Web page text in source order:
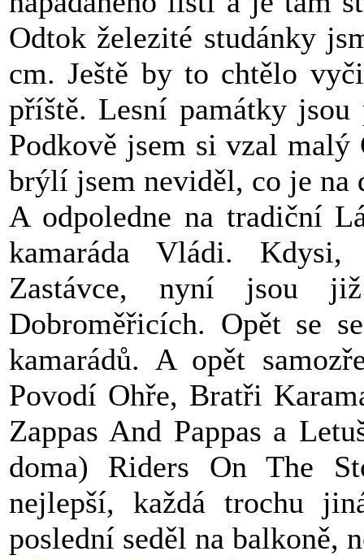
Odtok železité studánky
cm. Ještě by to chtělo
příště. Lesní památky
Podkově jsem si vzal
brýlí jsem neviděl, co je na
A odpoledne na tradiční
kamaráda Vládi. Kdysi,
Zastávce, nyní jsou
Dobroměřicích. Opět se
kamarádů. A opět
Povodí Ohře, Bratři
Zappas And Pappas a
doma) Riders On The
nejlepší, každá trochu
poslední seděl na balkoně,